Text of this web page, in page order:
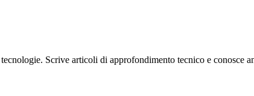
Scrive articoli di approfondimento tecnico e conosce